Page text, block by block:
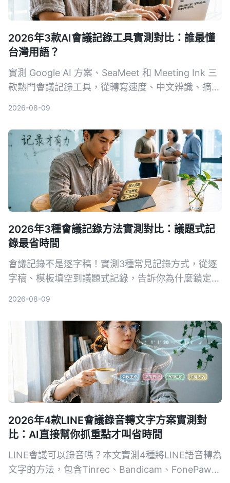
2026年3款AI會議記錄工具實測對比：誰最懂
台灣用語？
實測 Google AI 方案、SeaMeet 和 Meeting Ink 三
款熱門會議記錄工具，從轉寫速度、中文辨識、摘要
2026-08-09
2026年3種會議記錄方法實測對比：議題式記
錄最省時間
會議記錄不是逐字稿！實測3種常見記錄方式，從逐
字稿、模板填空到議題式記錄，告訴你為什麼鎖定
2026-08-09
2026年4款LINE會議錄音轉文字方案實測對
比：AI直接幫你抓重點才叫省時間
LINE會議可以錄音嗎？本文實測4種將LINE語音轉為
文字的方法，包含Tinrec、Bandicam、FonePaw與